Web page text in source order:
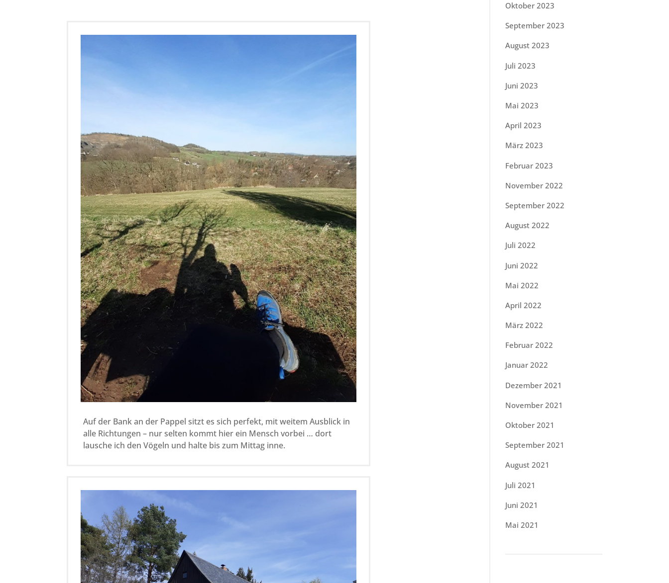
Auf der Bank an der Pappel sitzt es sich perfekt, mit weitem Ausblick in
alle Richtungen – nur selten kommt hier ein Mensch vorbei … dort
lausche ich den Vögeln und halte bis zum Mittag inne.
Oktober 2023
September 2023
August 2023
Juli 2023
Juni 2023
Mai 2023
April 2023
März 2023
Februar 2023
November 2022
September 2022
August 2022
Juli 2022
Juni 2022
Mai 2022
April 2022
März 2022
Februar 2022
Januar 2022
Dezember 2021
November 2021
Oktober 2021
September 2021
August 2021
Juli 2021
Juni 2021
Mai 2021